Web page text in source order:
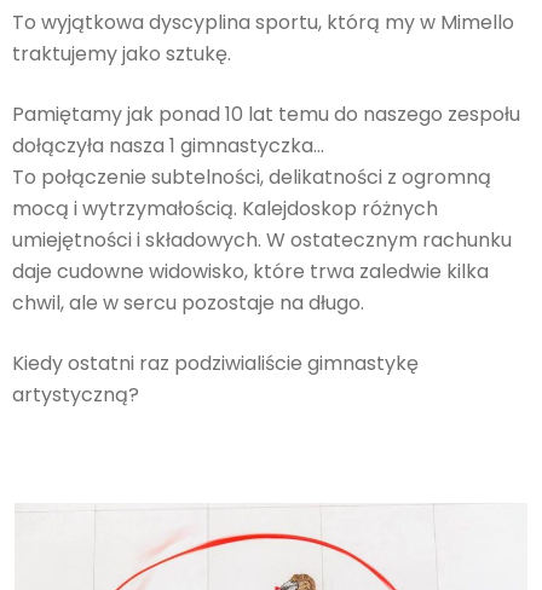
To wyjątkowa dyscyplina sportu, którą my w Mimello
traktujemy jako sztukę.
Pamiętamy jak ponad 10 lat temu do naszego zespołu
dołączyła nasza 1 gimnastyczka…
To połączenie subtelności, delikatności z ogromną
mocą i wytrzymałością. Kalejdoskop różnych
umiejętności i składowych. W ostatecznym rachunku
daje cudowne widowisko, które trwa zaledwie kilka
chwil, ale w sercu pozostaje na długo.
Kiedy ostatni raz podziwialiście gimnastykę
artystyczną?